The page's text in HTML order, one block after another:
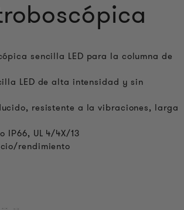
sencilla LED para la columna de
LED de alta intensidad y sin
resistente a la vibraciones, larga
IP66, UL 4/4X/13
rendimiento